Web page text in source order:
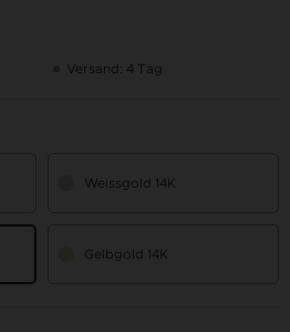
Versand: 4 Tag
Weissgold 14K
Gelbgold 14K